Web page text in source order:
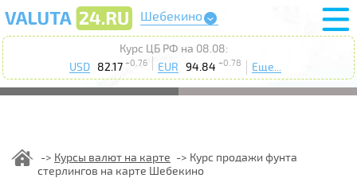
Шебекино
Курс ЦБ РФ на 08.08:
USD
82.17 +0.76 EUR 94.84 +0.78 Еще...
Курсы валют на карте
Курс продажи фунта
стерлингов на карте Шебекино